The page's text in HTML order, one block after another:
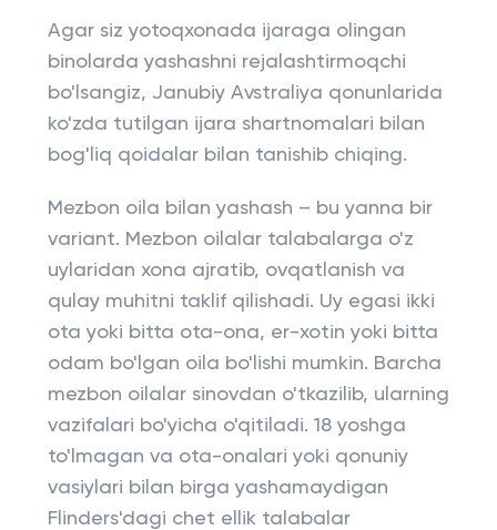
Agar siz yotoqxonada ijaraga olingan
binolarda yashashni rejalashtirmoqchi
bo'lsangiz, Janubiy Avstraliya qonunlarida
ko'zda tutilgan ijara shartnomalari bilan
bog'liq qoidalar bilan tanishib chiqing.
Mezbon oila bilan yashash – bu yanna bir
variant. Mezbon oilalar talabalarga o'z
uylaridan xona ajratib, ovqatlanish va
qulay muhitni taklif qilishadi. Uy egasi ikki
ota yoki bitta ota-ona, er-xotin yoki bitta
odam bo'lgan oila bo'lishi mumkin. Barcha
mezbon oilalar sinovdan o'tkazilib, ularning
vazifalari bo'yicha o'qitiladi. 18 yoshga
to'lmagan va ota-onalari yoki qonuniy
vasiylari bilan birga yashamaydigan
Flinders'dagi chet ellik talabalar